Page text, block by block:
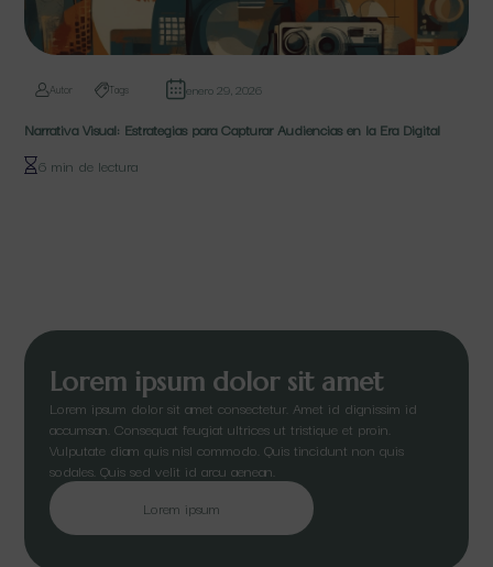
Autor Tags enero 29, 2026
Narrativa Visual: Estrategias para Capturar Audiencias en la Era Digital
6 min de lectura
Lorem ipsum dolor sit amet
Lorem ipsum dolor sit amet consectetur. Amet id dignissim id
accumsan. Consequat feugiat ultrices ut tristique et proin.
Vulputate diam quis nisl commodo. Quis tincidunt non quis
sodales. Quis sed velit id arcu aenean.
Lorem ipsum